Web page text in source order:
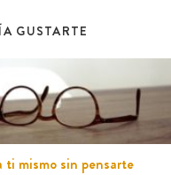
GUSTARTE
ti mismo sin pensarte